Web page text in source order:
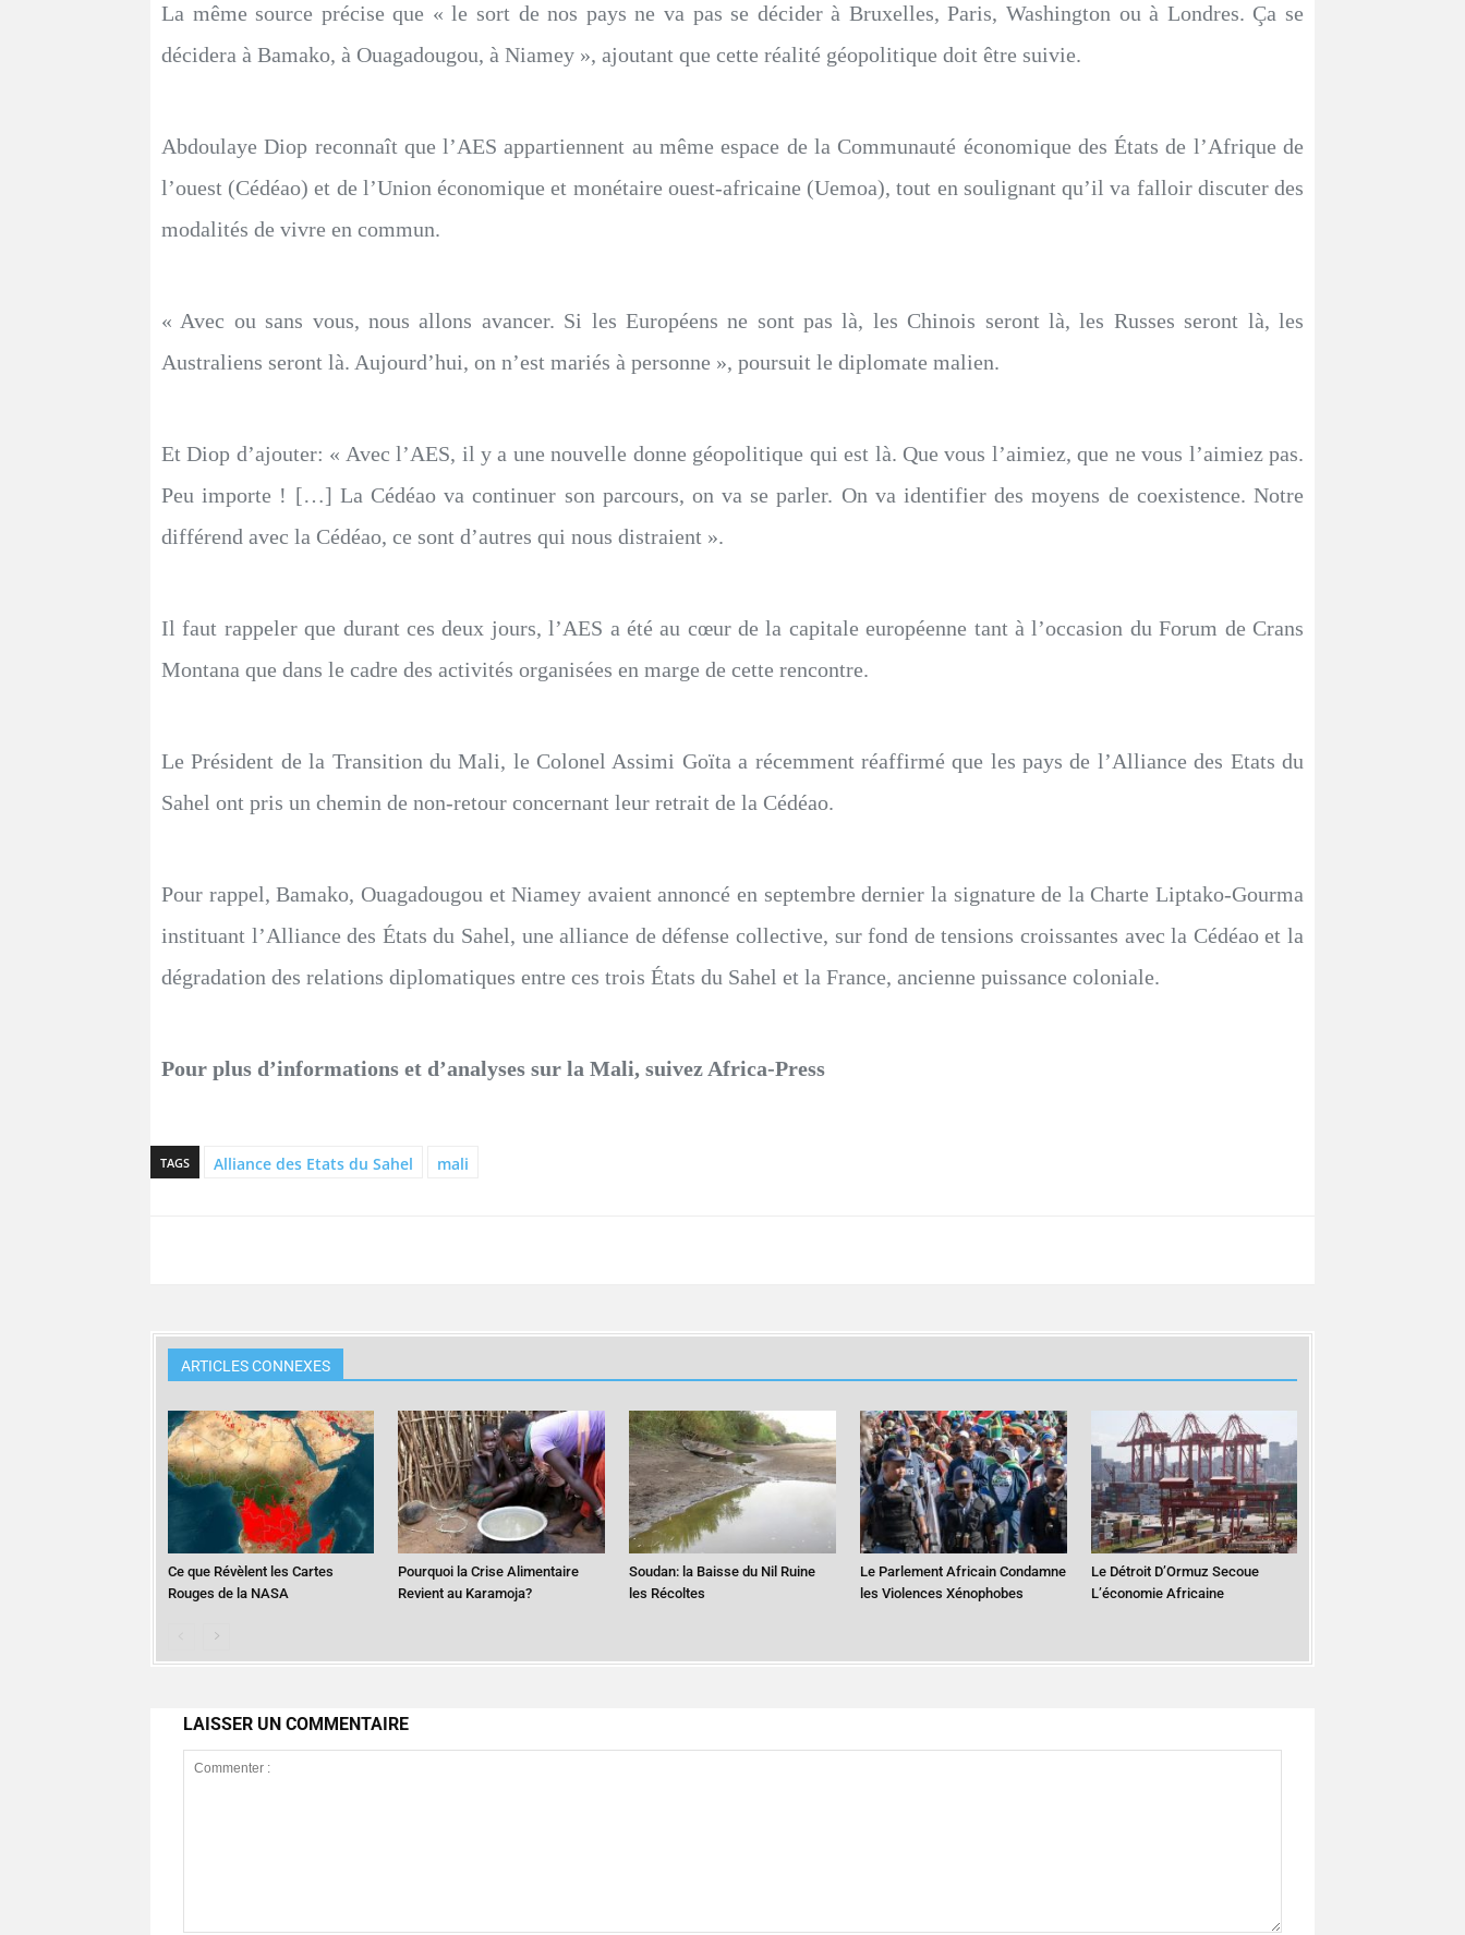
La même source précise que « le sort de nos pays ne va pas se décider à Bruxelles, Paris, Washington ou à Londres. Ça se
décidera à Bamako, à Ouagadougou, à Niamey », ajoutant que cette réalité géopolitique doit être suivie.
Abdoulaye Diop reconnaît que l’AES appartiennent au même espace de la Communauté économique des États de l’Afrique de
l’ouest (Cédéao) et de l’Union économique et monétaire ouest-africaine (Uemoa), tout en soulignant qu’il va falloir discuter des
modalités de vivre en commun.
« Avec ou sans vous, nous allons avancer. Si les Européens ne sont pas là, les Chinois seront là, les Russes seront là, les
Australiens seront là. Aujourd’hui, on n’est mariés à personne », poursuit le diplomate malien.
Et Diop d’ajouter: « Avec l’AES, il y a une nouvelle donne géopolitique qui est là. Que vous l’aimiez, que ne vous l’aimiez pas.
Peu importe ! […] La Cédéao va continuer son parcours, on va se parler. On va identifier des moyens de coexistence. Notre
différend avec la Cédéao, ce sont d’autres qui nous distraient ».
Il faut rappeler que durant ces deux jours, l’AES a été au cœur de la capitale européenne tant à l’occasion du Forum de Crans
Montana que dans le cadre des activités organisées en marge de cette rencontre.
Le Président de la Transition du Mali, le Colonel Assimi Goïta a récemment réaffirmé que les pays de l’Alliance des Etats du
Sahel ont pris un chemin de non-retour concernant leur retrait de la Cédéao.
Pour rappel, Bamako, Ouagadougou et Niamey avaient annoncé en septembre dernier la signature de la Charte Liptako-Gourma
instituant l’Alliance des États du Sahel, une alliance de défense collective, sur fond de tensions croissantes avec la Cédéao et la
dégradation des relations diplomatiques entre ces trois États du Sahel et la France, ancienne puissance coloniale.
Pour plus d’informations et d’analyses sur la Mali, suivez Africa-Press
TAGS Alliance des Etats du Sahel mali
ARTICLES CONNEXES
Ce que Révèlent les Cartes
Rouges de la NASA
Pourquoi la Crise Alimentaire
Revient au Karamoja?
Soudan: la Baisse du Nil Ruine
les Récoltes
Le Parlement Africain Condamne
les Violences Xénophobes
Le Détroit D’Ormuz Secoue
L’économie Africaine
LAISSER UN COMMENTAIRE